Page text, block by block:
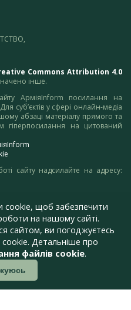
Commons Attribution 4.0
інше.
АрміяInform посилання на
суб’єктів у сфері онлайн-медіа
абзаці матеріалу прямого та
гіперпосилання на цитований
сайту надсилайте на адресу:
щоб забезпечити
на нашому сайті.
сайтом, ви погоджуєтесь
Детальніше про
файлів cookie.